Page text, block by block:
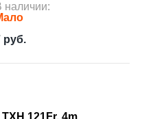
наличии:
руб.
121Fr, 4m